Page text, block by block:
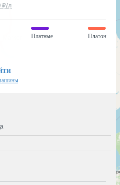
₽/л
Платные Платон